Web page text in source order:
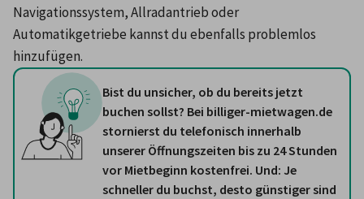
Navigationssystem, Allradantrieb oder
Automatikgetriebe kannst du ebenfalls problemlos
hinzufügen.
Bist du unsicher, ob du bereits jetzt
buchen sollst? Bei billiger-mietwagen.de
stornierst du telefonisch innerhalb
unserer Öffnungszeiten bis zu 24 Stunden
vor Mietbeginn kostenfrei. Und: Je
schneller du buchst, desto günstiger sind